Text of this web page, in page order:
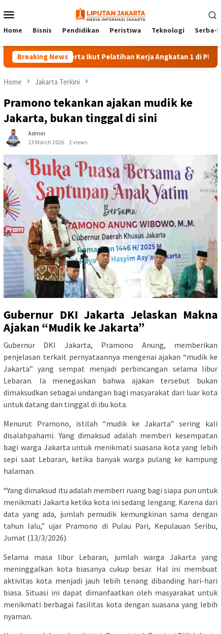
to
Menu
Home Bisnis Pendidikan Peristiwa Teknologi Serba-
Breaking News
140 Peserta Ikut Pelatihan Kerja Angkatan 1 di PPKD Jaksel
Home Jakarta Terkini
Pramono tekankan ajakan mudik ke
Jakarta, bukan tinggal di sini
Admin
13 March 2026
2 views
Gubernur DKI Jakarta Jelaskan Makna
Ajakan “Mudik ke Jakarta”
Gubernur DKI Jakarta, Pramono Anung, memberikan
penjelasan terkait pernyataannya mengenai ajakan “mudik ke
Jakarta” yang sempat menjadi perbincangan selama libur
Lebaran. Ia menegaskan bahwa ajakan tersebut bukan
dimaksudkan sebagai undangan bagi masyarakat dari luar kota
untuk datang dan tinggal di ibu kota.
Menurut Pramono, istilah “mudik ke Jakarta” sering kali
disalahpahami. Yang dimaksud adalah memberi kesempatan
bagi warga Jakarta untuk menikmati suasana kota yang lebih
sepi saat Lebaran, ketika banyak warga pulang ke kampung
halaman.
“Yang dimaksud itu adalah memberi ruang bagi siapa pun untuk
menikmati Jakarta ketika kota ini sedang lengang. Karena dari
data yang ada, jumlah pemudik kemungkinan sama dengan
tahun lalu,” ujar Pramono di Pulau Pari, Kepulauan Seribu,
Jumat (13/3/2026).
Selama masa libur Lebaran, jumlah warga Jakarta yang
meninggalkan kota biasanya cukup besar. Hal ini membuat
aktivitas kota menjadi jauh lebih tenang dibanding hari-hari
biasa. Situasi ini dapat dimanfaatkan oleh masyarakat untuk
menikmati berbagai fasilitas kota dengan suasana yang lebih
nyaman.